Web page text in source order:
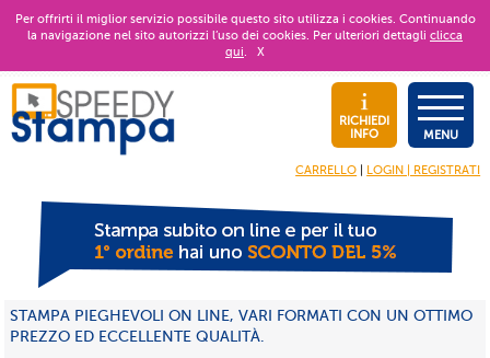
Per offrirti il miglior servizio possibile questo sito utilizza i cookies. Continuando
la navigazione nel sito autorizzi l’uso dei cookies. Per ulteriori dettagli clicca
qui. X
RICHIEDI
INFO
MENU
CARRELLO LOGIN | REGISTRATI
STAMPA PIEGHEVOLI ON LINE, VARI FORMATI CON UN OTTIMO
PREZZO ED ECCELLENTE QUALITÀ.